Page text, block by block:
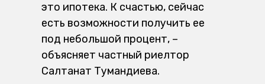
это ипотека. К счастью, сейчас
есть возможности получить ее
под небольшой процент, –
объясняет частный риелтор
Салтанат Тумандиева.